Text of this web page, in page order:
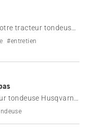
tracteur tondeuse
#entretien
tondeuse Husqvarna
le problème.